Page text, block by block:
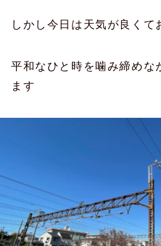
しかし今日は天気が良くて
平和なひと時を噛み締めな
ます